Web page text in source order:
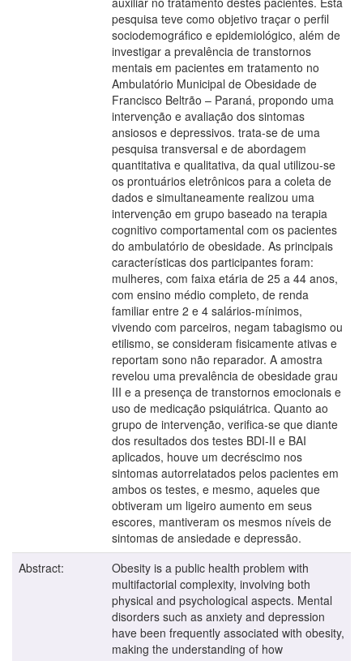
pesquisa teve como objetivo traçar o perfil
sociodemográfico e epidemiológico, além de
investigar a prevalência de transtornos
mentais em pacientes em tratamento no
Ambulatório Municipal de Obesidade de
Francisco Beltrão – Paraná, propondo uma
intervenção e avaliação dos sintomas
ansiosos e depressivos. trata-se de uma
pesquisa transversal e de abordagem
quantitativa e qualitativa, da qual utilizou-se
os prontuários eletrônicos para a coleta de
dados e simultaneamente realizou uma
intervenção em grupo baseado na terapia
cognitivo comportamental com os pacientes
do ambulatório de obesidade. As principais
características dos participantes foram:
mulheres, com faixa etária de 25 a 44 anos,
com ensino médio completo, de renda
familiar entre 2 e 4 salários-mínimos,
vivendo com parceiros, negam tabagismo ou
etilismo, se consideram fisicamente ativas e
reportam sono não reparador. A amostra
revelou uma prevalência de obesidade grau
III e a presença de transtornos emocionais e
uso de medicação psiquiátrica. Quanto ao
grupo de intervenção, verifica-se que diante
dos resultados dos testes BDI-II e BAI
aplicados, houve um decréscimo nos
sintomas autorrelatados pelos pacientes em
ambos os testes, e mesmo, aqueles que
obtiveram um ligeiro aumento em seus
escores, mantiveram os mesmos níveis de
sintomas de ansiedade e depressão.
Abstract:
Obesity is a public health problem with
multifactorial complexity, involving both
physical and psychological aspects. Mental
disorders such as anxiety and depression
have been frequently associated with obesity,
making the understanding of how